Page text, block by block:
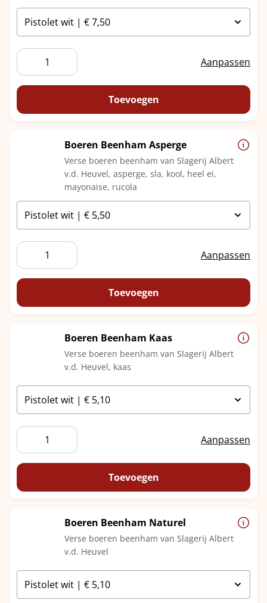
Zalmzijde
aantal
Aanpassen
Toevoegen
Boeren Beenham Asperge
Verse boeren beenham van Slagerij Albert
v.d. Heuvel, asperge, sla, kool, heel ei,
mayonaise, rucola
Boeren
Beenham
Asperge
Aanpassen
Toevoegen
Boeren Beenham Kaas
Verse boeren beenham van Slagerij Albert
v.d. Heuvel, kaas
Boeren
Beenham
Kaas
Aanpassen
Toevoegen
Boeren Beenham Naturel
Verse boeren beenham van Slagerij Albert
v.d. Heuvel